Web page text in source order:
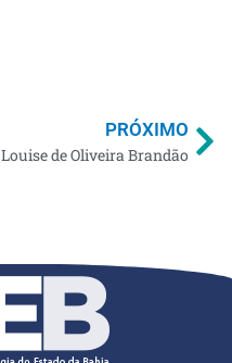
PRÓXIMO
Louise de Oliveira Brandão